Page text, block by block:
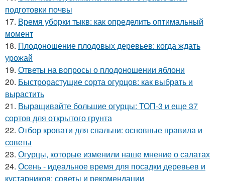
подготовки почвы
17. Время уборки тыкв: как определить оптимальный
момент
18. Плодоношение плодовых деревьев: когда ждать
урожай
19. Ответы на вопросы о плодоношении яблони
20. Быстрорастущие сорта огурцов: как выбрать и
вырастить
21. Выращивайте большие огурцы: ТОП-3 и еще 37
сортов для открытого грунта
22. Отбор кровати для спальни: основные правила и
советы
23. Огурцы, которые изменили наше мнение о салатах
24. Осень - идеальное время для посадки деревьев и
кустарников: советы и рекомендации